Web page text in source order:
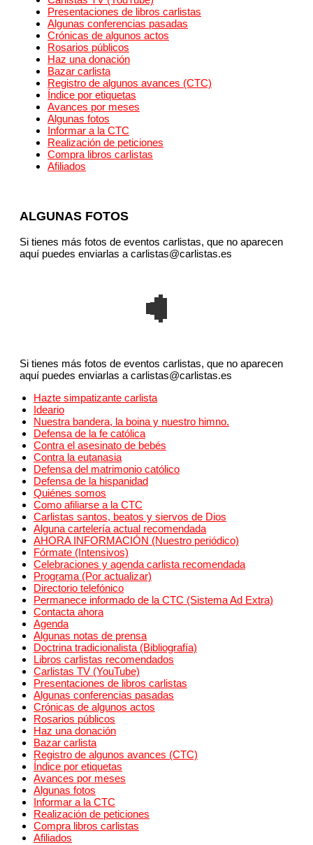
Presentaciones de libros carlistas
Algunas conferencias pasadas
Crónicas de algunos actos
Rosarios públicos
Haz una donación
Bazar carlista
Registro de algunos avances (CTC)
Índice por etiquetas
Avances por meses
Algunas fotos
Informar a la CTC
Realización de peticiones
Compra libros carlistas
Afiliados
ALGUNAS FOTOS
Si tienes más fotos de eventos carlistas, que no aparecen
aquí puedes enviarlas a carlistas@carlistas.es
Si tienes más fotos de eventos carlistas, que no aparecen
aquí puedes enviarlas a carlistas@carlistas.es
Hazte simpatizante carlista
Ideario
Nuestra bandera, la boina y nuestro himno.
Defensa de la fe católica
Contra el asesinato de bebés
Contra la eutanasia
Defensa del matrimonio católico
Defensa de la hispanidad
Quiénes somos
Como afiliarse a la CTC
Carlistas santos, beatos y siervos de Dios
Alguna cartelería actual recomendada
AHORA INFORMACIÓN (Nuestro periódico)
Fórmate (Intensivos)
Celebraciones y agenda carlista recomendada
Programa (Por actualizar)
Directorio telefónico
Permanece informado de la CTC (Sistema Ad Extra)
Contacta ahora
Agenda
Algunas notas de prensa
Doctrina tradicionalista (Bibliografía)
Libros carlistas recomendados
Carlistas TV (YouTube)
Presentaciones de libros carlistas
Algunas conferencias pasadas
Crónicas de algunos actos
Rosarios públicos
Haz una donación
Bazar carlista
Registro de algunos avances (CTC)
Índice por etiquetas
Avances por meses
Algunas fotos
Informar a la CTC
Realización de peticiones
Compra libros carlistas
Afiliados